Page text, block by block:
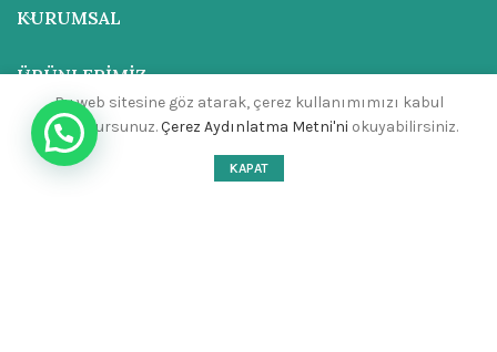
KURUMSAL
ÜRÜNLERIMIZ
SON YAZILAR
Bu web sitesine göz atarak, çerez kullanımımızı kabul
etmiş olursunuz.Çerez Aydınlatma Metni'ni okuyabilirsiniz.
KAPAT